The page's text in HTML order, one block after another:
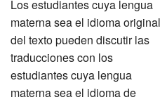
materna sea el idioma original
del texto pueden discutir las
traducciones con los
estudiantes cuya lengua
materna sea el idioma de